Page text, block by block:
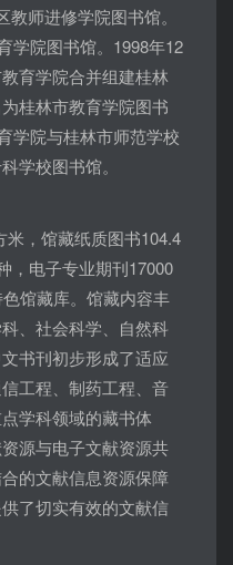
师进修学院图书馆。
学院图书馆。1998年12
育学院合并组建桂林
桂林市教育学院图书
学院与桂林市师范学校
学校图书馆。
，馆藏纸质图书104.4
，电子专业期刊17000
馆藏库。馆藏内容丰
、社会科学、自然科
书刊初步形成了适应
工程、制药工程、音
学科领域的藏书体
源与电子文献资源共
的文献信息资源保障
了切实有效的文献信